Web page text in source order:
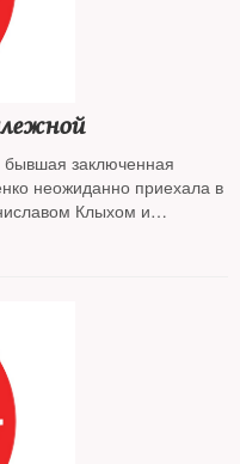
заключенная
неожиданно приехала в
Клыхом и
рисковать собой
же они иронизируют над
чтобы получить